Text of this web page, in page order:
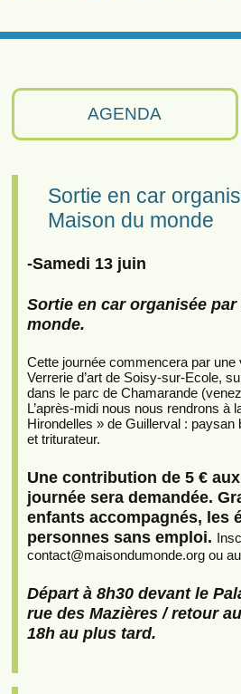
AGENDA
Sortie en car
Maison du monde
-Samedi 13 juin
Sortie en car organisée
monde.
Cette journée commencera par une
Verrerie d’art de Soisy-sur-Ecole,
dans le parc de Chamarande
L’après-midi nous nous rendrons à
Hirondelles » de Guillerval : paysan
et triturateur.
Une contribution de 5 €
journée sera demandée.
enfants accompagnés, les
personnes sans emploi.
contact@maisondumonde.org ou
Départ à 8h30 devant le
rue des Mazières / retour
18h au plus tard.